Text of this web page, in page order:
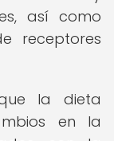
así como
receptores
la dieta
en la